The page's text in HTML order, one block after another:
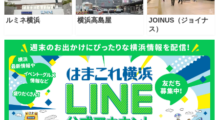
ルミネ横浜 横浜高島屋
JOINUS（ジョイナ
ス）